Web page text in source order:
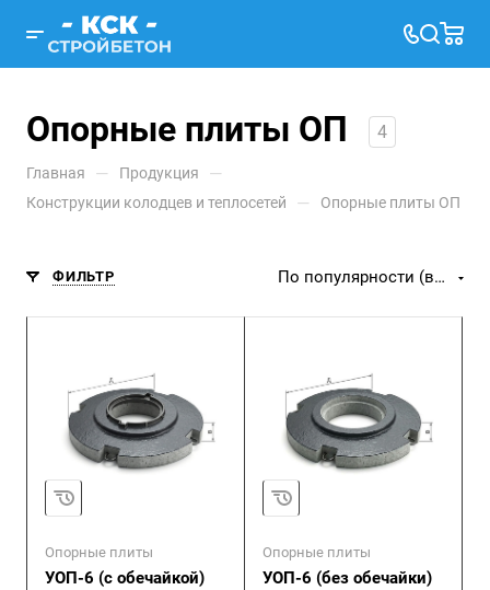
Опорные плиты ОП 4
Главная — Продукция —
Конструкции колодцев и теплосетей — Опорные плиты ОП
ФИЛЬТР По популярности (возрастание)
Опорные плиты
УОП-6 (с обечайкой)
Опорные плиты
УОП-6 (без обечайки)